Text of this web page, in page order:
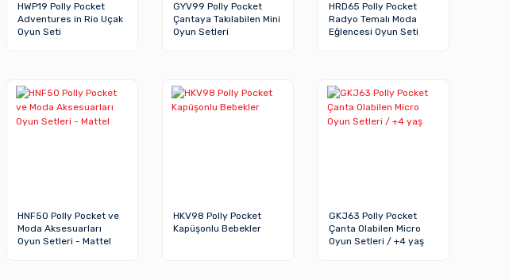
HWP19 Polly Pocket
Adventures in Rio Uçak
Oyun Seti
GYV99 Polly Pocket
Çantaya Takılabilen Mini
Oyun Setleri
HRD65 Polly Pocket
Radyo Temalı Moda
Eğlencesi Oyun Seti
HNF50 Polly Pocket ve
Moda Aksesuarları
Oyun Setleri - Mattel
HKV98 Polly Pocket
Kapüşonlu Bebekler
GKJ63 Polly Pocket
Çanta Olabilen Micro
Oyun Setleri / +4 yaş